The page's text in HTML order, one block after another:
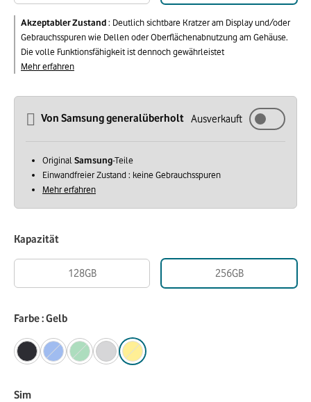
Akzeptabler Zustand: Deutlich sichtbare Kratzer am Display und/oder
Gebrauchsspuren wie Dellen oder Oberflächenabnutzung am Gehäuse.
Die volle Funktionsfähigkeit ist dennoch gewährleistet
Mehr erfahren
Von Samsung generalüberholt Ausverkauft
Original Samsung-Teile
Einwandfreier Zustand : keine Gebrauchsspuren
Mehr erfahren
Kapazität
128GB 256GB
Farbe : Gelb
Sim